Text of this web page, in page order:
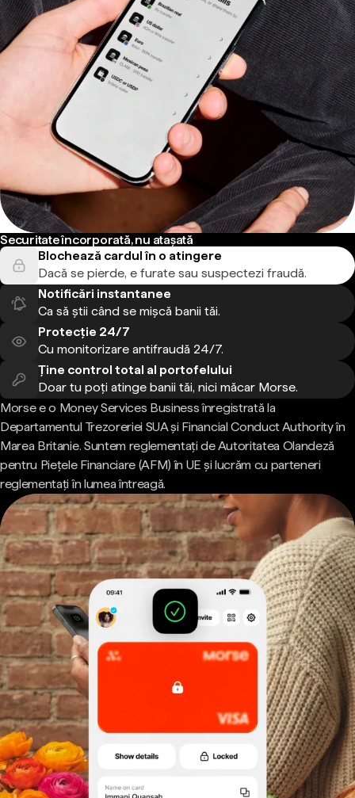
Securitate încorporată, nu atașată
Blochează cardul în o atingere
Dacă se pierde, e furate sau suspectezi fraudă.
Notificări instantanee
Ca să știi când se mișcă banii tăi.
Protecție 24/7
Cu monitorizare antifraudă 24/7.
Ține control total al portofelului
Doar tu poți atinge banii tăi, nici măcar Morse.
Morse e o Money Services Business înregistrată la
Departamentul Trezoreriei SUA și Financial Conduct Authority în
Marea Britanie. Suntem reglementați de Autoritatea Olandeză
pentru Piețele Financiare (AFM) în UE și lucrăm cu parteneri
reglementați în lumea întreagă.